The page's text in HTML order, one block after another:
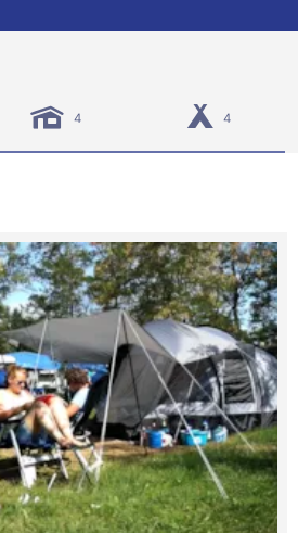
4 4